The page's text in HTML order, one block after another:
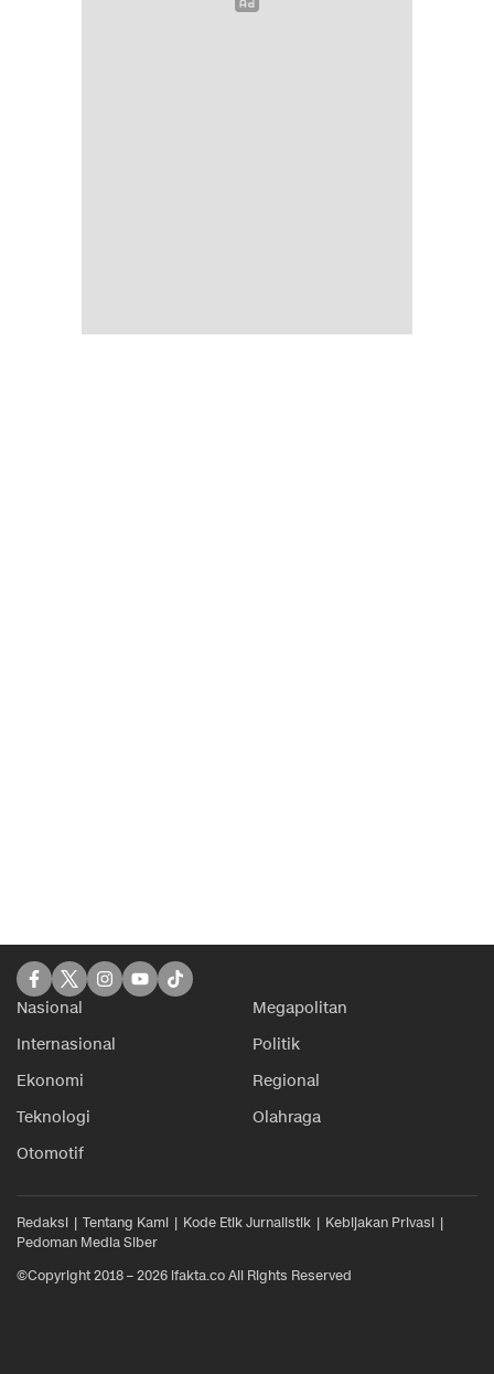
Nasional
Megapolitan
Internasional
Politik
Ekonomi
Regional
Teknologi
Olahraga
Otomotif
Redaksi Tentang Kami Kode Etik Jurnalistik
Kebijakan Privasi
Pedoman Media Siber
©Copyright 2018 – 2026 ifakta.co All Rights Reserved